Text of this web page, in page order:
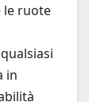
le ruote
in